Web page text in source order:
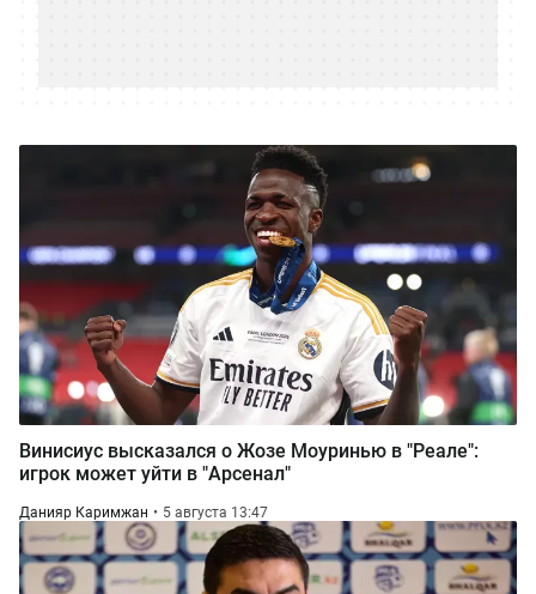
Винисиус высказался о Жозе Моуринью в "Реале":
игрок может уйти в "Арсенал"
Данияр Каримжан 5 августа 13:47